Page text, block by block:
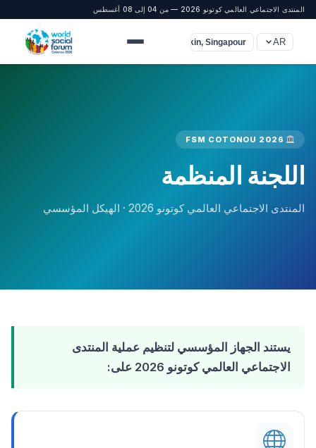
المنتدى الاجتماعي العالمي كوتونو 2026 — من 04 إلى 08 أغسطس
UTC+8 (Pékin, Singapour) AR
اللجنة المنظمة
المنتدى الاجتماعي العالمي كوتونو 2026 · الهيكل المؤسسي
يستند الجهاز المؤسسي لتنظيم عملية المنتدى
الاجتماعي العالمي كوتونو 2026 على: